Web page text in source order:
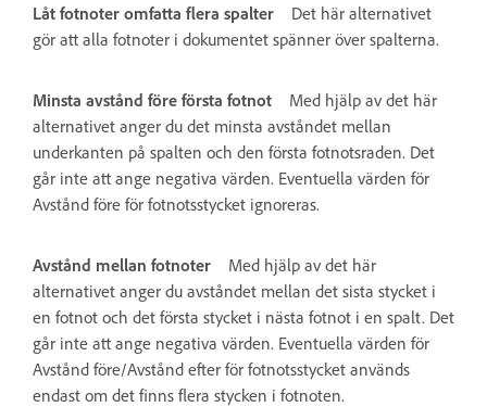
Låt fotnoter omfatta flera spalter
Det här alternativet
gör att alla fotnoter i dokumentet spänner över spalterna.
Minsta avstånd före första fotnot
Med hjälp av det här
alternativet anger du det minsta avståndet mellan
underkanten på spalten och den första fotnotsraden. Det
går inte att ange negativa värden. Eventuella värden för
Avstånd före för fotnotsstycket ignoreras.
Avstånd mellan fotnoter
Med hjälp av det här
alternativet anger du avståndet mellan det sista stycket i
en fotnot och det första stycket i nästa fotnot i en spalt. Det
går inte att ange negativa värden. Eventuella värden för
Avstånd före/Avstånd efter för fotnotsstycket används
endast om det finns flera stycken i fotnoten.